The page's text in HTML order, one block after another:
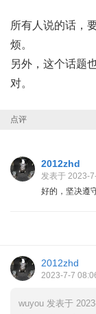
所有人说的话，
烦。
另外，这个话题
对。
点评
2012zhd
发表于 2023-
好的，坚决遵
2012zhd
2023-7-7
wuyou 发表于